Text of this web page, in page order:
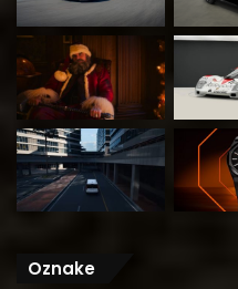
Oznake